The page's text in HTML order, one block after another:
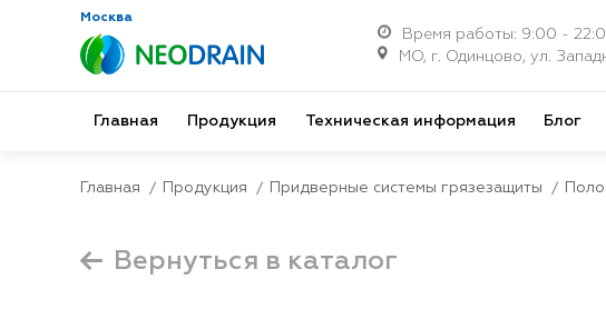
Москва
Время работы: 9:00 -
МО, г. Одинцово, ул.
Главная Продукция Техническая информация Блог
Главная Продукция Придверные системы грязезащиты
Вернуться в каталог